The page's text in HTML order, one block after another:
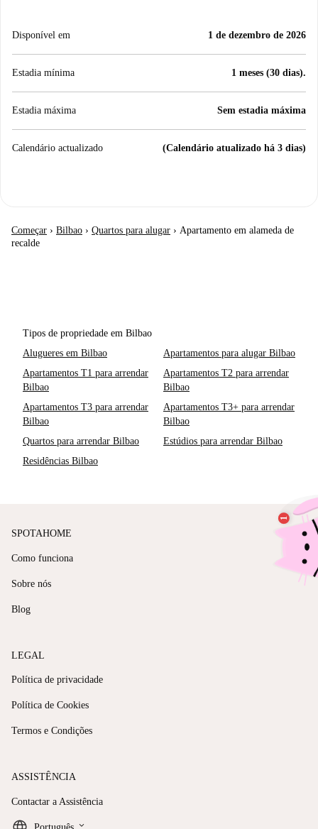
Disponível em 1 de dezembro de 2026
Estadia mínima 1 meses (30 dias).
Estadia máxima Sem estadia máxima
Calendário actualizado (Calendário atualizado há 3 dias)
Começar › Bilbao › Quartos para alugar › Apartamento em alameda de
recalde
Tipos de propriedade em Bilbao
Alugueres em Bilbao
Apartamentos para alugar Bilbao
Apartamentos T1 para arrendar
Bilbao
Apartamentos T2 para arrendar
Bilbao
Apartamentos T3 para arrendar
Bilbao
Apartamentos T3+ para arrendar
Bilbao
Quartos para arrendar Bilbao
Estúdios para arrendar Bilbao
Residências Bilbao
SPOTAHOME
Como funciona
Sobre nós
Blog
LEGAL
Política de privacidade
Política de Cookies
Termos e Condições
ASSISTÊNCIA
Contactar a Assistência
keyboard_arrow_down